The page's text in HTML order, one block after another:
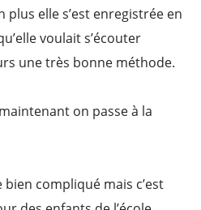
plus elle s’est enregistrée en
voulait s’écouter
une très bonne méthode.
on passe à la
bien compliqué mais c’est